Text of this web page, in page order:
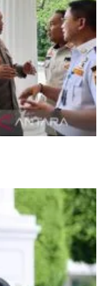
Idul Fitri di